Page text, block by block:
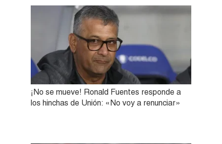
¡No se mueve! Ronald Fuentes responde a
los hinchas de Unión: «No voy a renunciar»